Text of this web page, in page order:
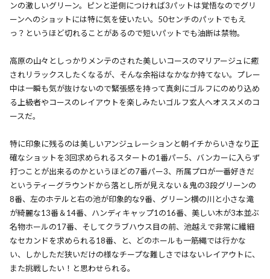
ンの激しいグリーン。ピンと逆側につければ3パットは覚悟なのでグリ
ーンへのショットには特に気を使いたい。50センチのパットでもえ
っ？というほど切れることがあるので短いパットでも油断は禁物。
高原の山々としっかりメンテのされた美しいコースのマリアージュに癒
されリラックスしたくなるが、そんな余裕はなかなか持てない。プレー
中は一瞬も気が抜けないので緊張感を持って真剣にゴルフにのめり込め
る上級者やコースのレイアウトを楽しみたいゴルフ玄人へオススメのコ
ースだ。
特に印象に残るのは美しいアンジュレーションと朝イチからいきなり正
確なショットを3回求められるスタートの1番パー5、バンカーに入らず
打つことが出来るのかというほどの7番パー3、所属プロが一番好きだ
というティーグラウンドから落とし所が見えない＆鬼の3段グリーンの
8番、左のホテルと右の池が印象的な9番、グリーン横の川と小さな滝
が綺麗な13番＆14番、ハンディキャップ1の16番、美しい木が3本並ぶ
名物ホールの17番、そしてクラブハウス目の前、池越えで非常に繊細
なセカンドを求められる18番、と、どのホールも一筋縄では行かな
い、しかしただ狭いだけの様なチープな難しさではないレイアウトに、
また挑戦したい！と思わせられる。